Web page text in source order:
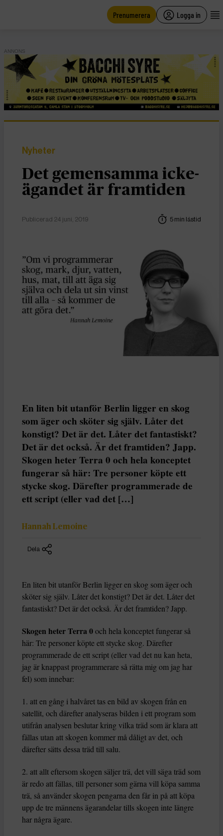
Prenumerera Logga in
ANNONS
Nyheter
Det gemensamma icke-
ägandet är framtiden
Publicerad 24 juni, 2019 5 min lästid
En liten bit utanför Berlin ligger en skog
som äger och sköter sig själv. Låter det
konstigt? Det är det. Låter det fantastiskt?
Det är det också. Är det framtiden? Japp.
Skogen heter Terra 0 och hela konceptet
fungerar så här: Tre personer köpte ett
stycke skog. Därefter programmerade de
ett script (eller vad det […]
Hannah Lemoine
Dela
En liten bit utanför Berlin ligger en skog som äger och
sköter sig själv. Låter det konstigt? Det är det. Låter det
fantastiskt? Det är det också. Är det framtiden? Japp.
Skogen heter Terra 0och hela konceptet fungerar så
här: Tre personer köpte ett stycke skog. Därefter
programmerade de ett script (eller vad det nu kan heta,
jag är knappast programmerare så rätta mig om jag har
fel) som innebar:
1. att en gång i halvåret tas en bild av skogen från en
satellit, och därefter analyseras bilden i ett program som
utifrån analysen beslutar kring vilka träd som är klara att
fällas utan att skogen kommer må dåligt av det, och
därefter sätts dessa träd till salu.
2. att allt eftersom skogen säljer trä, det vill säga träd som
är redo att fällas, till personer som gärna vill köpa samma
trä, så använder skogen pengarna den får in på att köpa
upp de tre männens ägarandelar tills skogen inte längre
har några ägare.